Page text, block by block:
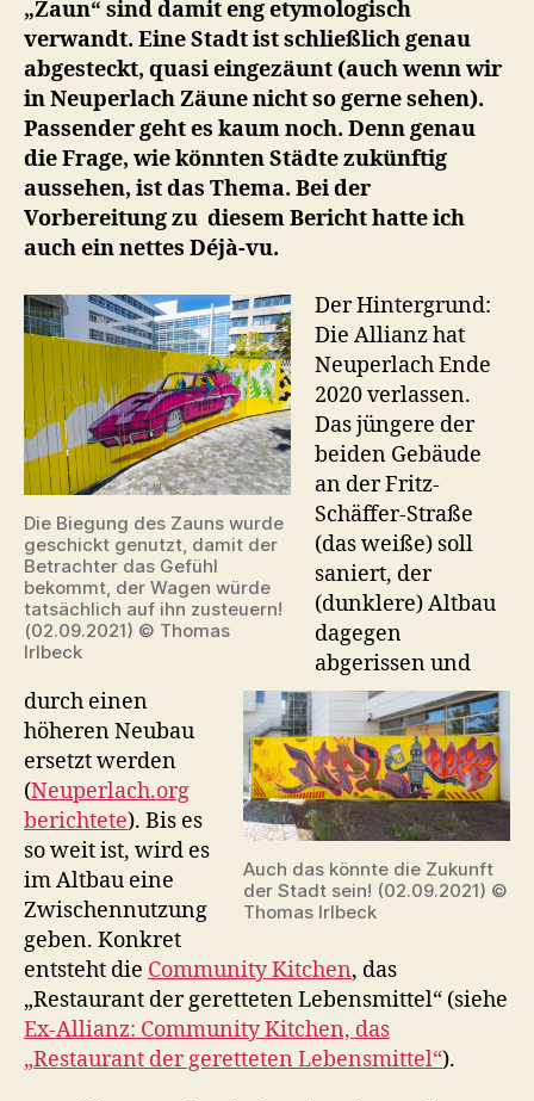
„Zaun“ sind damit eng etymologisch
verwandt. Eine Stadt ist schließlich genau
abgesteckt, quasi eingezäunt (auch wenn wir
in Neuperlach Zäune nicht so gerne sehen).
Passender geht es kaum noch. Denn genau
die Frage, wie könnten Städte zukünftig
aussehen, ist das Thema. Bei der
Vorbereitung zu diesem Bericht hatte ich
auch ein nettes Déjà-vu.
Die Biegung des Zauns wurde
geschickt genutzt, damit der
Betrachter das Gefühl
bekommt, der Wagen würde
tatsächlich auf ihn zusteuern!
(02.09.2021) © Thomas
Irlbeck
Auch das könnte die Zukunft
der Stadt sein! (02.09.2021) ©
Thomas Irlbeck
Der Hintergrund:
Die Allianz hat
Neuperlach Ende
2020 verlassen.
Das jüngere der
beiden Gebäude
an der Fritz-
Schäffer-Straße
(das weiße) soll
saniert, der
(dunklere) Altbau
dagegen
abgerissen und
durch einen
höheren Neubau
ersetzt werden
(Neuperlach.org
berichtete). Bis es
so weit ist, wird es
im Altbau eine
Zwischennutzung
geben. Konkret
entsteht die Community Kitchen, das
„Restaurant der geretteten Lebensmittel“ (siehe
Ex-Allianz: Community Kitchen, das
„Restaurant der geretteten Lebensmittel“).